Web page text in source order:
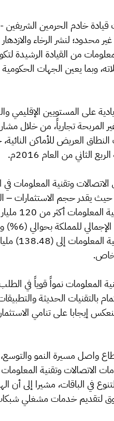
خادم الحرمين الشريفين
لنشر الرخاء والازدهار
من القيادة الرشيدة
وبما يعين الجهات الحكومية
على المستويين الإقليمي
المربحة تجارياً، من خلال
النطاق العريض للأماكن
وتقنية المعلومات في
يقدر حجم الاستثمارات –
نمواً قوياً في
بالتقنيات الحديثة
إيجابا على تنامي
واصل مسيرة النمو
وتقنية المعلومات
في الباقات، مشيرا إلى أن
خدمات مشغلي شبكات